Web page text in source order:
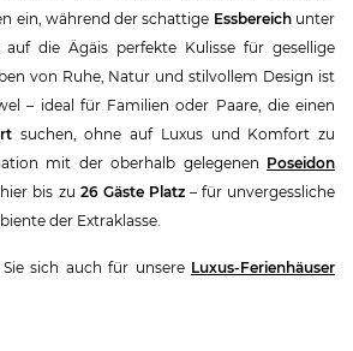
ein, während der schattige Essbereichunter
die Ägäis perfekte Kulisse für gesellige
von Ruhe, Natur und stilvollem Design ist
– ideal für Familien oder Paare, die einen
suchen, ohne auf Luxus und Komfort zu
mit der oberhalb gelegenen Poseidon
bis zu 26 Gäste Platz– für unvergessliche
der Extraklasse.
sich auch für unsere Luxus-Ferienhäuser